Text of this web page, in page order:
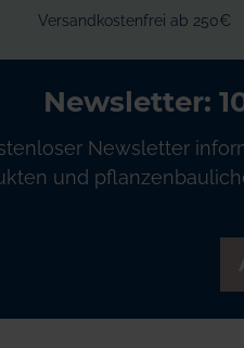
Versandkostenfrei ab 250€
Newsletter:
Newsletter
und